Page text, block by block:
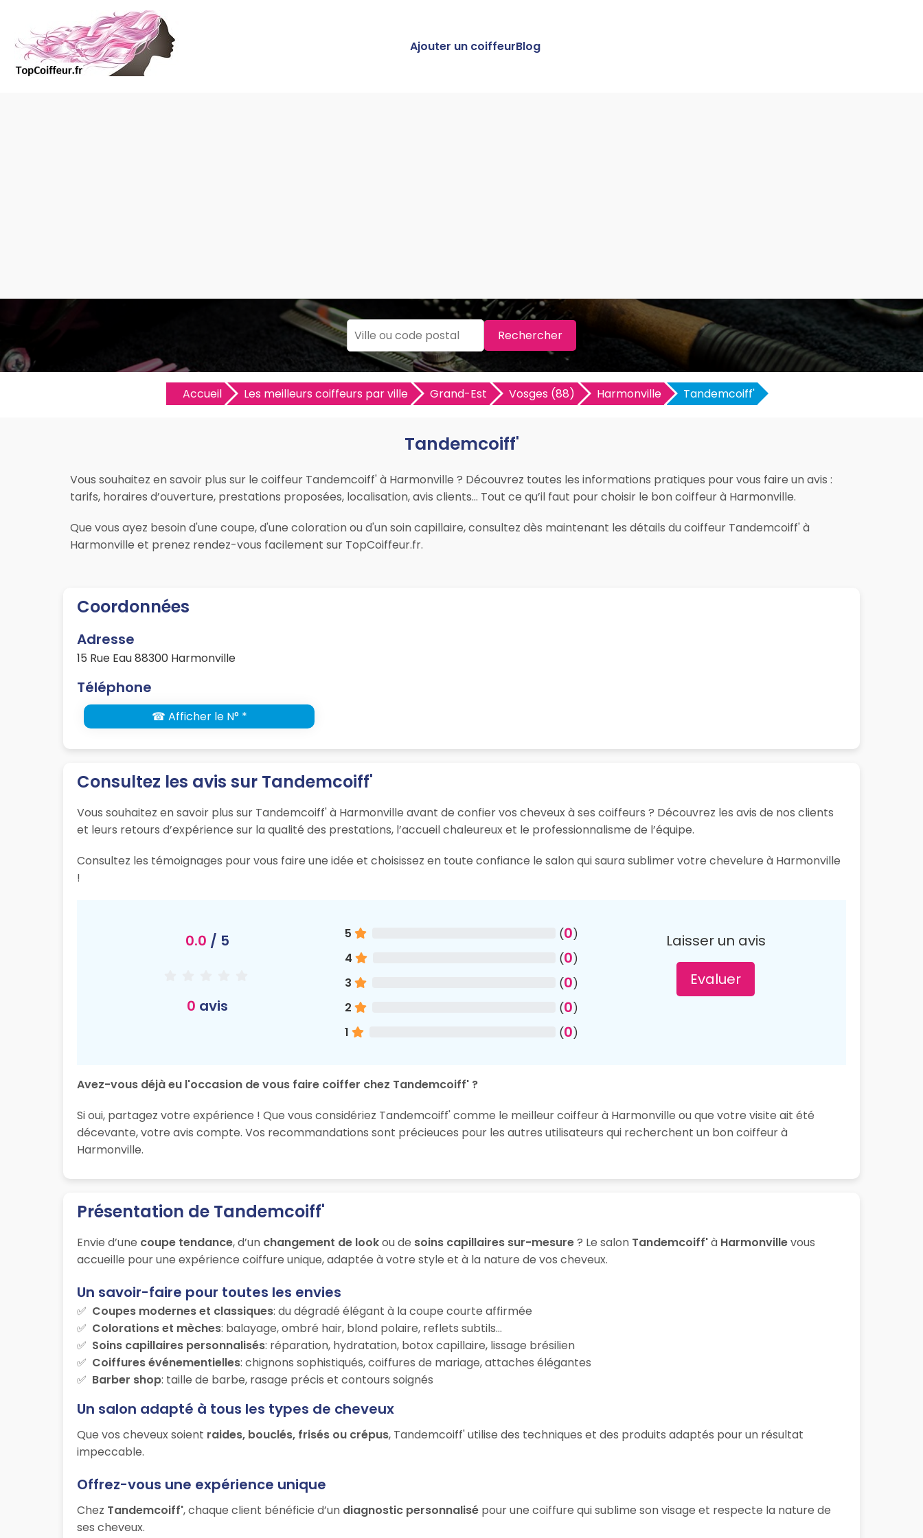
Ajouter un coiffeurBlog
Rechercher
Accueil Les meilleurs coiffeurs par ville Grand-Est Vosges (88) Harmonville Tandemcoiff'
Tandemcoiff'
Vous souhaitez en savoir plus sur le coiffeur Tandemcoiff' à Harmonville ? Découvrez toutes les informations pratiques pour vous faire un avis :
tarifs, horaires d’ouverture, prestations proposées, localisation, avis clients… Tout ce qu’il faut pour choisir le bon coiffeur à Harmonville.
Que vous ayez besoin d'une coupe, d'une coloration ou d'un soin capillaire, consultez dès maintenant les détails du coiffeur Tandemcoiff' à
Harmonville et prenez rendez-vous facilement sur TopCoiffeur.fr.
Coordonnées
Adresse
15 Rue Eau 88300 Harmonville
Téléphone
☎ Afficher le N° *
Consultez les avis sur Tandemcoiff'
Vous souhaitez en savoir plus sur Tandemcoiff' à Harmonville avant de confier vos cheveux à ses coiffeurs ? Découvrez les avis de nos clients
et leurs retours d’expérience sur la qualité des prestations, l’accueil chaleureux et le professionnalisme de l’équipe.
Consultez les témoignages pour vous faire une idée et choisissez en toute confiance le salon qui saura sublimer votre chevelure à Harmonville
!
0.0 / 5
0 avis
5 (0)
4
(0)
3
(0)
2
(0)
1
(0)
Laisser un avis
Evaluer
Avez-vous déjà eu l'occasion de vous faire coiffer chez Tandemcoiff' ?
Si oui, partagez votre expérience ! Que vous considériez Tandemcoiff' comme le meilleur coiffeur à Harmonville ou que votre visite ait été
décevante, votre avis compte. Vos recommandations sont précieuces pour les autres utilisateurs qui recherchent un bon coiffeur à
Harmonville.
Présentation de Tandemcoiff'
Envie d’une coupe tendance, d’un changement de lookou de soins capillaires sur-mesure? Le salon Tandemcoiff'à Harmonvillevous
accueille pour une expérience coiffure unique, adaptée à votre style et à la nature de vos cheveux.
Un savoir-faire pour toutes les envies
Coupes modernes et classiques: du dégradé élégant à la coupe courte affirmée
Colorations et mèches: balayage, ombré hair, blond polaire, reflets subtils…
Soins capillaires personnalisés: réparation, hydratation, botox capillaire, lissage brésilien
Coiffures événementielles: chignons sophistiqués, coiffures de mariage, attaches élégantes
Barber shop: taille de barbe, rasage précis et contours soignés
Un salon adapté à tous les types de cheveux
Que vos cheveux soient raides, bouclés, frisés ou crépus, Tandemcoiff' utilise des techniques et des produits adaptés pour un résultat
impeccable.
Offrez-vous une expérience unique
Chez Tandemcoiff', chaque client bénéficie d’un diagnostic personnalisé pour une coiffure qui sublime son visage et respecte la nature de
ses cheveux.